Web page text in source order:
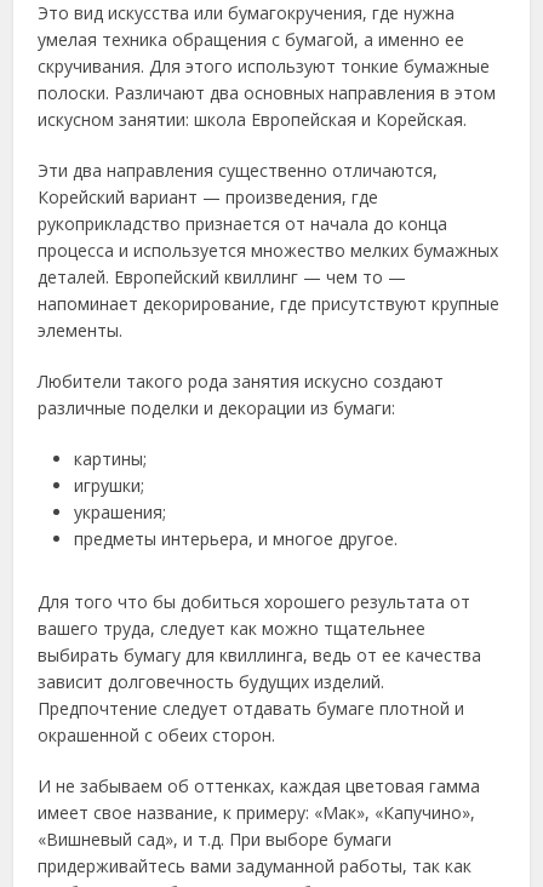
Это вид искусства или бумагокручения, где нужна
умелая техника обращения с бумагой, а именно ее
скручивания. Для этого используют тонкие бумажные
полоски. Различают два основных направления в этом
искусном занятии: школа Европейская и Корейская.
Эти два направления существенно отличаются,
Корейский вариант — произведения, где
рукоприкладство признается от начала до конца
процесса и используется множество мелких бумажных
деталей. Европейский квиллинг — чем то —
напоминает декорирование, где присутствуют крупные
элементы.
Любители такого рода занятия искусно создают
различные поделки и декорации из бумаги:
картины;
игрушки;
украшения;
предметы интерьера, и многое другое.
Для того что бы добиться хорошего результата от
вашего труда, следует как можно тщательнее
выбирать бумагу для квиллинга, ведь от ее качества
зависит долговечность будущих изделий.
Предпочтение следует отдавать бумаге плотной и
окрашенной с обеих сторон.
И не забываем об оттенках, каждая цветовая гамма
имеет свое название, к примеру: «Мак», «Капучино»,
«Вишневый сад», и т.д. При выборе бумаги
придерживайтесь вами задуманной работы, так как